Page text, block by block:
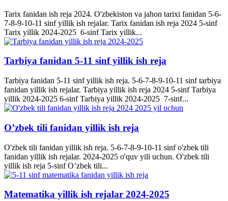
Tarix fanidan ish reja 2024. O'zbekiston va jahon tarixi fanidan 5-6-
7-8-9-10-11 sinf yillik ish rejalar. Tarix fanidan ish reja 2024 5-sinf
Tarix yillik 2024-2025 6-sinf Tarix yillik...
Tarbiya fanidan 5-11 sinf yillik ish reja
Tarbiya fanidan 5-11 sinf yillik ish reja. 5-6-7-8-9-10-11 sinf tarbiya
fanidan yillik ish rejalar. Tarbiya yillik ish reja 2024 5-sinf Tarbiya
yillik 2024-2025 6-sinf Tarbiya yillik 2024-2025 7-sinf...
O’zbek tili fanidan yillik ish reja
O'zbek tili fanidan yillik ish reja. 5-6-7-8-9-10-11 sinf o'zbek tili
fanidan yillik ish rejalar. 2024-2025 o'quv yili uchun. O'zbek tili
yillik ish reja 5-sinf O’zbek tili...
Matematika yillik ish rejalar 2024-2025